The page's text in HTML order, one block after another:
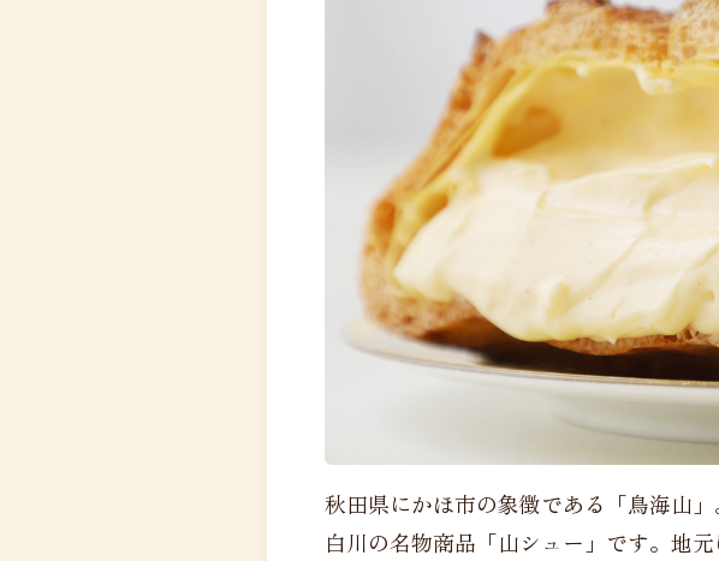
秋田県にかほ市の象徴である「鳥海山
白川の名物商品「山シュー」です。地